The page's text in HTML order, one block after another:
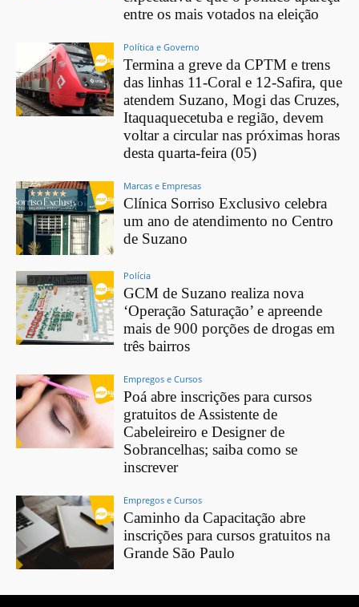
entre os mais votados na eleição
Política e Governo
Termina a greve da CPTM e trens
das linhas 11-Coral e 12-Safira, que
atendem Suzano, Mogi das Cruzes,
Itaquaquecetuba e região, devem
voltar a circular nas próximas horas
desta quarta-feira (05)
Marcas e Empresas
Clínica Sorriso Exclusivo celebra
um ano de atendimento no Centro
de Suzano
Polícia
GCM de Suzano realiza nova
‘Operação Saturação’ e apreende
mais de 900 porções de drogas em
três bairros
Empregos e Cursos
Poá abre inscrições para cursos
gratuitos de Assistente de
Cabeleireiro e Designer de
Sobrancelhas; saiba como se
inscrever
Empregos e Cursos
Caminho da Capacitação abre
inscrições para cursos gratuitos na
Grande São Paulo